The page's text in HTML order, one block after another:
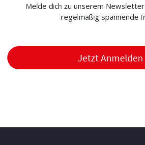
Melde dich zu unserem
regelmäßig spannende
Jetzt Anmelden